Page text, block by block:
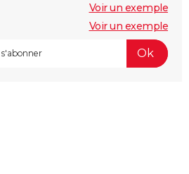
Voir un exemple
Voir un exemple